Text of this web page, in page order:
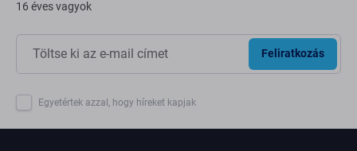
16 éves vagyok
Feliratkozás
Egyetértek azzal, hogy híreket kapjak